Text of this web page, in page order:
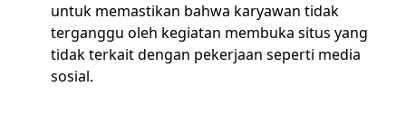
untuk memastikan bahwa karyawan tidak
terganggu oleh kegiatan membuka situs yang
tidak terkait dengan pekerjaan seperti media
sosial.